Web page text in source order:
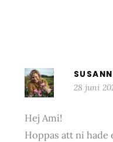
28 juni
Hej Ami!
Hoppas att ni